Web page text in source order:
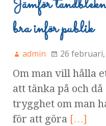
Jämför
bra inför publik
admin 26 februari,
Om man vill hålla
att tänka på och
trygghet om man
för att göra […]